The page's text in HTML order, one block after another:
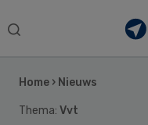
Search
Home › Nieuws
Thema: Vvt
Sidebar